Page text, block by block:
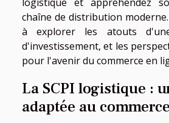
chaîne de distribution
à explorer les atouts
d'investissement, et les
pour l'avenir du commerce en
La SCPI logistique :
adaptée au